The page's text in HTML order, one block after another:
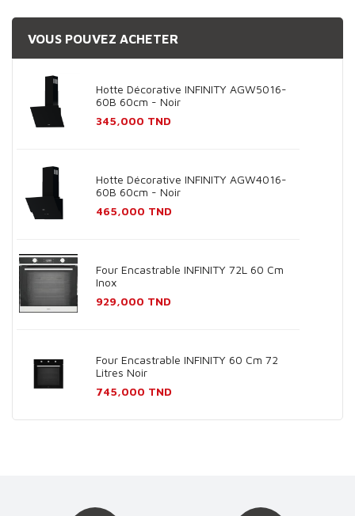
VOUS POUVEZ ACHETER
Hotte Décorative INFINITY AGW5016-
60B 60cm - Noir
Prix
345,000 TND
Hotte Décorative INFINITY AGW4016-
60B 60cm - Noir
Prix
465,000 TND
Four Encastrable INFINITY 72L 60 Cm
Inox
Prix
929,000 TND
Four Encastrable INFINITY 60 Cm 72
Litres Noir
Prix
745,000 TND